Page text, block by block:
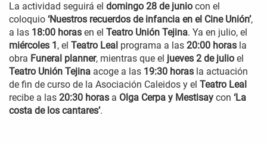
La actividad seguirá el domingo 28 de junio con el
coloquio ‘Nuestros recuerdos de infancia en el Cine Unión’,
a las 18:00 horas en el Teatro Unión Tejina. Ya en julio, el
miércoles 1 , el Teatro Leal programa a las 20:00 horas la
obra Funeral planner, mientras que el jueves 2 de julio el
Teatro Unión Tejina acoge a las 19:30 horas la actuación
de fin de curso de la Asociación Caleidos y el Teatro Leal
recibe a las 20:30 horas a Olga Cerpa y Mestisay con ‘La
costa de los cantares’.